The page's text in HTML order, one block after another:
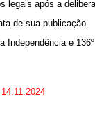
legais após a
de sua publicação.
Independência e